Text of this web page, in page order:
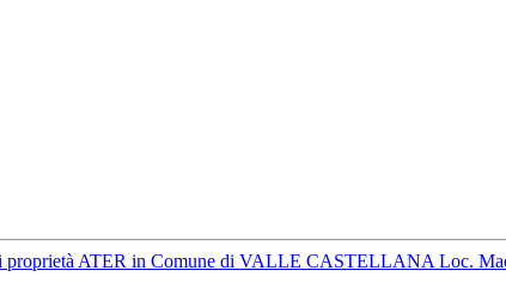
proprietà ATER in Comune di VALLE CASTELLANA Loc.